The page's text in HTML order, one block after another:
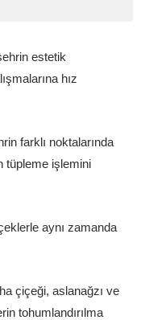
estetik
hız
farklı noktalarında
tüpleme işlemini
aynı zamanda
çiçeği, aslanağzı ve
tohumlandırılma